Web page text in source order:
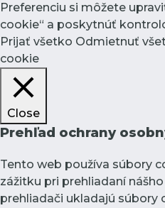
Preferenciu si môžete
cookie“ a poskytnúť
Prijať všetko Odmietnuť
cookie
Close
Prehľad ochrany
Tento web používa súbory
zážitku pri prehliadaní
prehliadači ukladajú súbory